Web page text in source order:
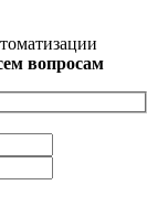
вопросам